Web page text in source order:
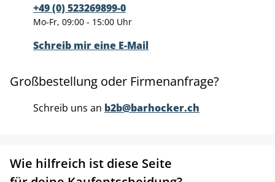
+49 (0) 523269899-0
Mo-Fr, 09:00 - 15:00 Uhr
Schreib mir eine E-Mail
Großbestellung oder Firmenanfrage?
Schreib uns an b2b@barhocker.ch
Wie hilfreich ist diese Seite